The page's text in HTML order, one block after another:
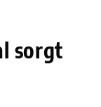
sorgt